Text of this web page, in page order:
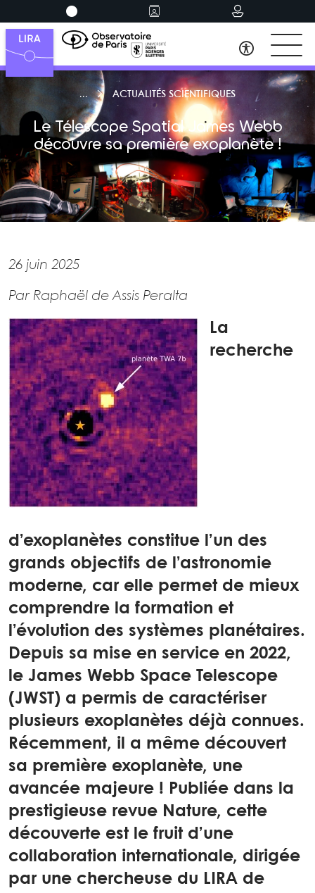
ACTUALITÉS SCIENTIFIQUES
Le Télescope Spatial James Webb
découvre sa première exoplanète !
26 juin 2025
Par Raphaël de Assis Peralta
La
recherche
d’exoplanètes constitue l’un des
grands objectifs de l’astronomie
moderne, car elle permet de mieux
comprendre la formation et
l’évolution des systèmes planétaires.
Depuis sa mise en service en 2022,
le James Webb Space Telescope
(JWST) a permis de caractériser
plusieurs exoplanètes déjà connues.
Récemment, il a même découvert
sa première exoplanète, une
avancée majeure ! Publiée dans la
prestigieuse revue Nature, cette
découverte est le fruit d’une
collaboration internationale, dirigée
par une chercheuse du LIRA de